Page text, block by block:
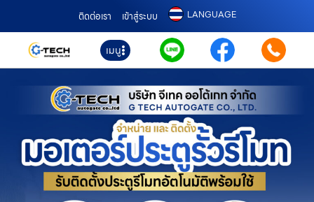
ติดต่อเรา เข้าสู่ระบบ LANGUAGE
เมนู